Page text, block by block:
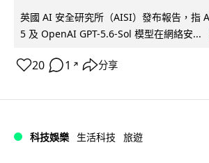
英國 AI 安全研究所（AISI）發布報告，
5 及 OpenAI GPT-5.6-Sol 模型在網絡安...
20 1 ↗ 分享
科技娛樂 生活科技 旅遊